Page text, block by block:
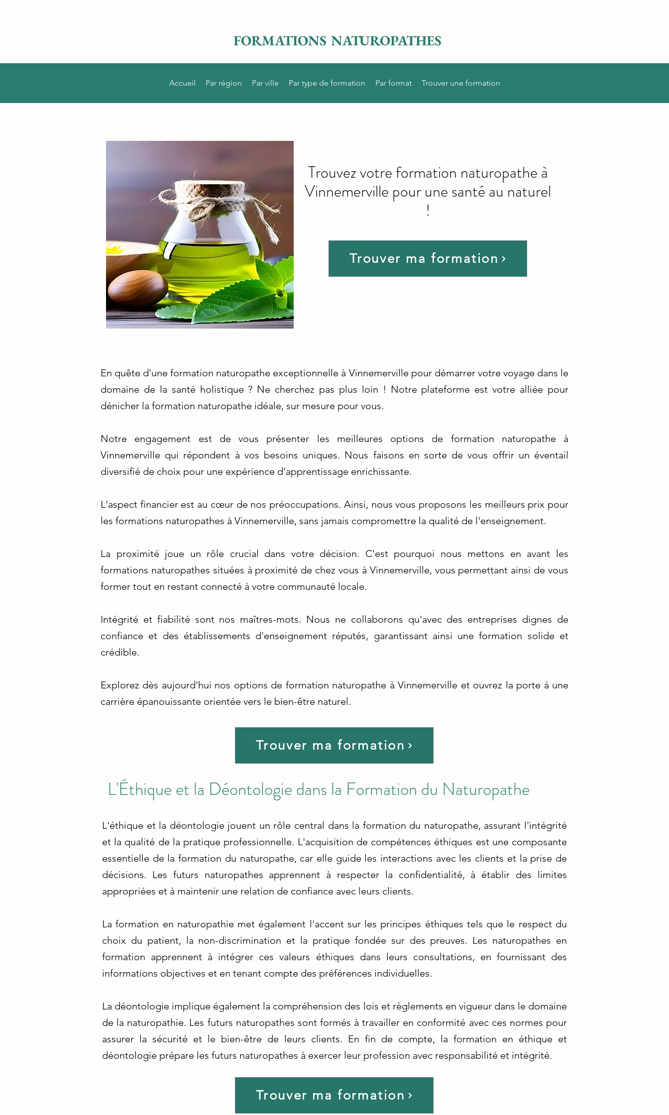
FORMATIONS NATUROPATHES
Accueil Par région Par ville Par type de formation Par format Trouver une formation
Trouver ma formation
Trouvez votre formation naturopathe à
Vinnemerville pour une santé au naturel
!
En quête d'une formation naturopathe exceptionnelle à Vinnemerville pour démarrer votre voyage dans le
domaine de la santé holistique ? Ne cherchez pas plus loin ! Notre plateforme est votre alliée pour
dénicher la formation naturopathe idéale, sur mesure pour vous.
Notre engagement est de vous présenter les meilleures options de formation naturopathe à
Vinnemerville qui répondent à vos besoins uniques. Nous faisons en sorte de vous offrir un éventail
diversifié de choix pour une expérience d'apprentissage enrichissante.
L'aspect financier est au cœur de nos préoccupations. Ainsi, nous vous proposons les meilleurs prix pour
les formations naturopathes à Vinnemerville, sans jamais compromettre la qualité de l'enseignement.
La proximité joue un rôle crucial dans votre décision. C'est pourquoi nous mettons en avant les
formations naturopathes situées à proximité de chez vous à Vinnemerville, vous permettant ainsi de vous
former tout en restant connecté à votre communauté locale.
Intégrité et fiabilité sont nos maîtres-mots. Nous ne collaborons qu'avec des entreprises dignes de
confiance et des établissements d'enseignement réputés, garantissant ainsi une formation solide et
crédible.
Explorez dès aujourd'hui nos options de formation naturopathe à Vinnemerville et ouvrez la porte à une
carrière épanouissante orientée vers le bien-être naturel.
Trouver ma formation
L'Éthique et la Déontologie dans la Formation du Naturopathe
L'éthique et la déontologie jouent un rôle central dans la formation du naturopathe, assurant l'intégrité
et la qualité de la pratique professionnelle. L'acquisition de compétences éthiques est une composante
essentielle de la formation du naturopathe, car elle guide les interactions avec les clients et la prise de
décisions. Les futurs naturopathes apprennent à respecter la confidentialité, à établir des limites
appropriées et à maintenir une relation de confiance avec leurs clients.
La formation en naturopathie met également l'accent sur les principes éthiques tels que le respect du
choix du patient, la non-discrimination et la pratique fondée sur des preuves. Les naturopathes en
formation apprennent à intégrer ces valeurs éthiques dans leurs consultations, en fournissant des
informations objectives et en tenant compte des préférences individuelles.
La déontologie implique également la compréhension des lois et règlements en vigueur dans le domaine
de la naturopathie. Les futurs naturopathes sont formés à travailler en conformité avec ces normes pour
assurer la sécurité et le bien-être de leurs clients. En fin de compte, la formation en éthique et
déontologie prépare les futurs naturopathes à exercer leur profession avec responsabilité et intégrité.
Trouver ma formation